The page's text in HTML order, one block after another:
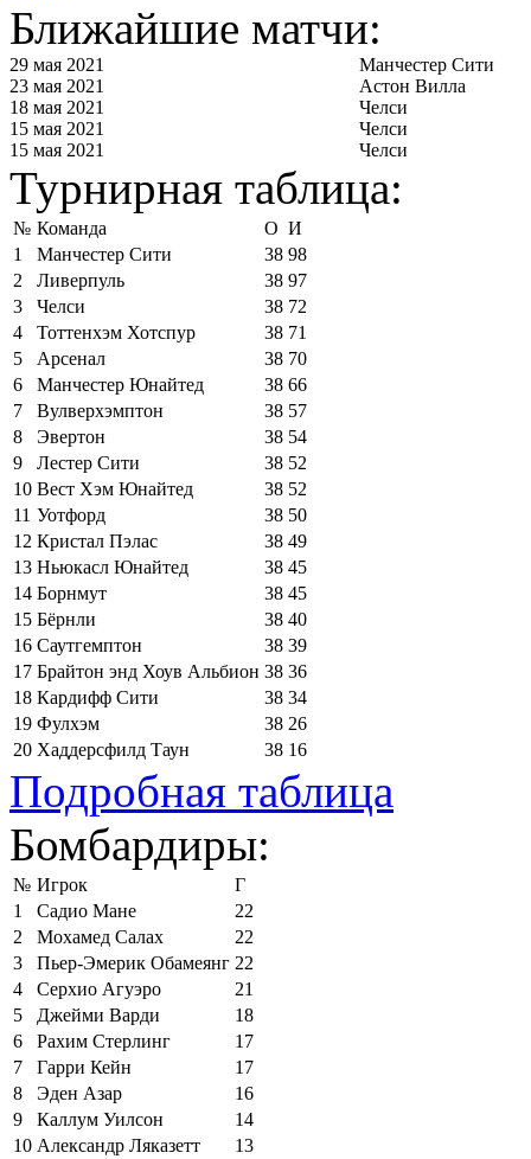
Ближайшие матчи:
29 мая 2021
Манчестер Сити
23 мая 2021
Астон Вилла
18 мая 2021
Челси
15 мая 2021
Челси
15 мая 2021
Челси
Турнирная таблица:
№ Команда О И
1
Манчестер Сити 38 98
2
Ливерпуль 38 97
3
Челси 38 72
4
Тоттенхэм Хотспур 38 71
5
Арсенал 38 70
6
Манчестер Юнайтед 38 66
7
Вулверхэмптон 38 57
8
Эвертон 38 54
9
Лестер Сити 38 52
10 Вест Хэм Юнайтед 38 52
11 Уотфорд 38 50
12 Кристал Пэлас 38 49
13 Ньюкасл Юнайтед 38 45
14 Борнмут 38 45
15 Бёрнли 38 40
16 Саутгемптон 38 39
17 Брайтон энд Хоув Альбион 38 36
18 Кардифф Сити 38 34
19 Фулхэм 38 26
20 Хаддерсфилд Таун 38 16
Подробная таблица
Бомбардиры:
№ Игрок
Г
1
Садио Мане
22
2
Мохамед Салах
22
3
Пьер-Эмерик Обамеянг 22
4
Серхио Агуэро
21
5
Джейми Варди
18
6
Рахим Стерлинг
17
7
Гарри Кейн
17
8
Эден Азар
16
9
Каллум Уилсон
14
10 Александр Ляказетт
13